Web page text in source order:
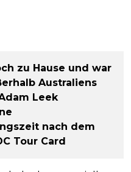
zu Hause und war
Australiens
Leek
nach dem
Tour Card